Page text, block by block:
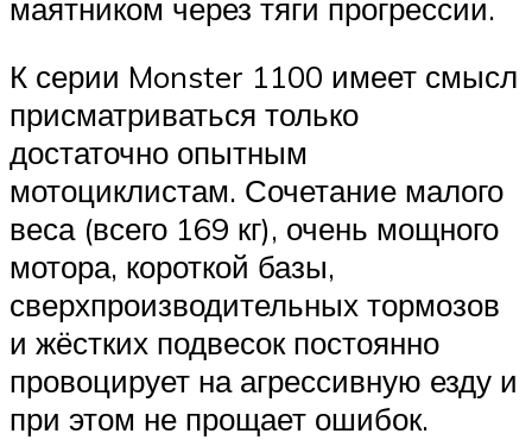
маятником через тяги прогрессии.
К серии Monster 1100 имеет смысл
присматриваться только
достаточно опытным
мотоциклистам. Сочетание малого
веса (всего 169 кг), очень мощного
мотора, короткой базы,
сверхпроизводительных тормозов
и жёстких подвесок постоянно
провоцирует на агрессивную езду и
при этом не прощает ошибок.